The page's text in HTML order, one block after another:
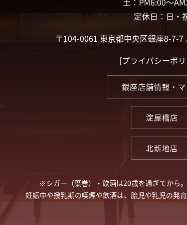
定休日：日・
〒104-0061 東京都中央区銀座8-7-
[プライバシーポ
銀座店舗情報・
淀屋橋店
北新地店
※シガー（葉巻）・飲酒は20歳を過ぎてから
妊娠中や授乳期の喫煙や飲酒は、胎児や乳児の発